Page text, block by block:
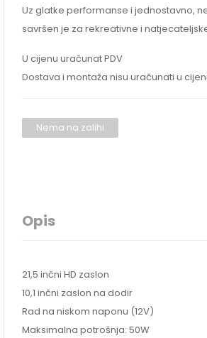
Uz glatke performanse i jednostavno,
savršen je za rekreativne i
U cijenu uračunat PDV
Dostava i montaža nisu uračunati u
Nema na zalihi
Opis
21,5 inčni HD zaslon
10,1 inčni zaslon na dodir
Rad na niskom naponu (12V)
Maksimalna potrošnja: 50W